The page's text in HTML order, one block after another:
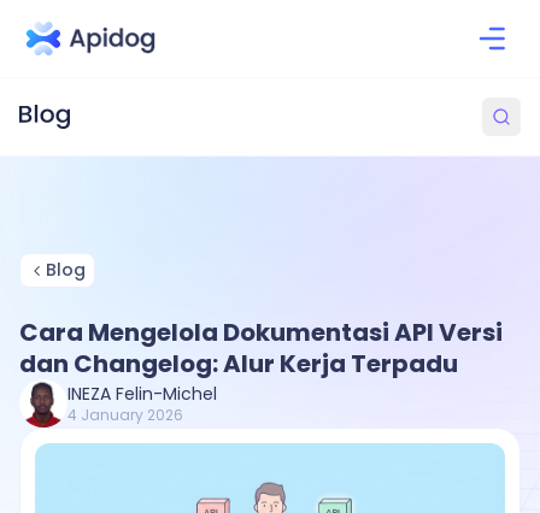
Blog
Cara Mengelola Dokumentasi API Versi
dan Changelog: Alur Kerja Terpadu
INEZA Felin-Michel
4 January 2026